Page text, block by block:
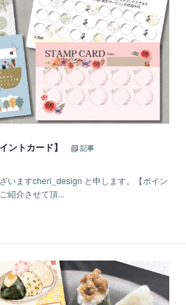
ントカード】
記事
いますcheri_design と申します。【ポイン
紹介させて頂...